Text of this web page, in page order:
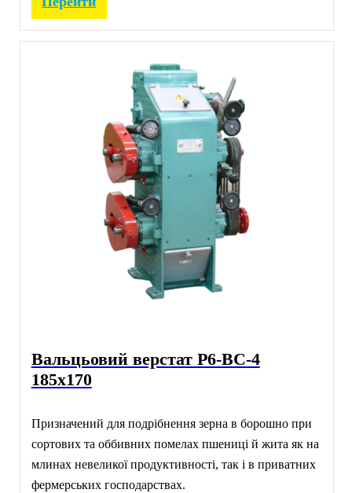
Вальцьовий верстат Р6-ВС-4
185х170
Призначений для подрібнення зерна в борошно при
сортових та оббивних помелах пшениці й жита як на
млинах невеликої продуктивності, так і в приватних
фермерських господарствах.